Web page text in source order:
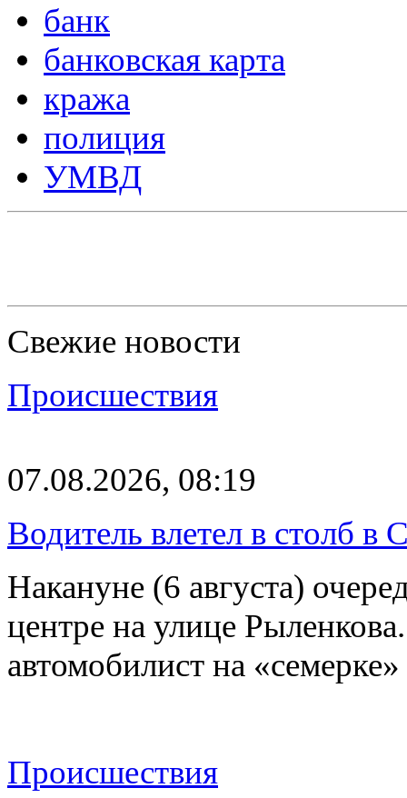
банк
банковская карта
кража
полиция
УМВД
Свежие новости
Происшествия
07.08.2026, 08:19
Водитель влетел в столб в
Накануне (6 августа)
центре на улице
автомобилист на
Происшествия